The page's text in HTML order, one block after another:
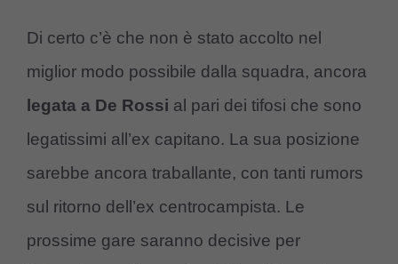
Di certo c’è che non è stato accolto nel
miglior modo possibile dalla squadra, ancora
legata a De Rossi al pari dei tifosi che sono
legatissimi all’ex capitano. La sua posizione
sarebbe ancora traballante, con tanti rumors
sul ritorno dell’ex centrocampista. Le
prossime gare saranno decisive per